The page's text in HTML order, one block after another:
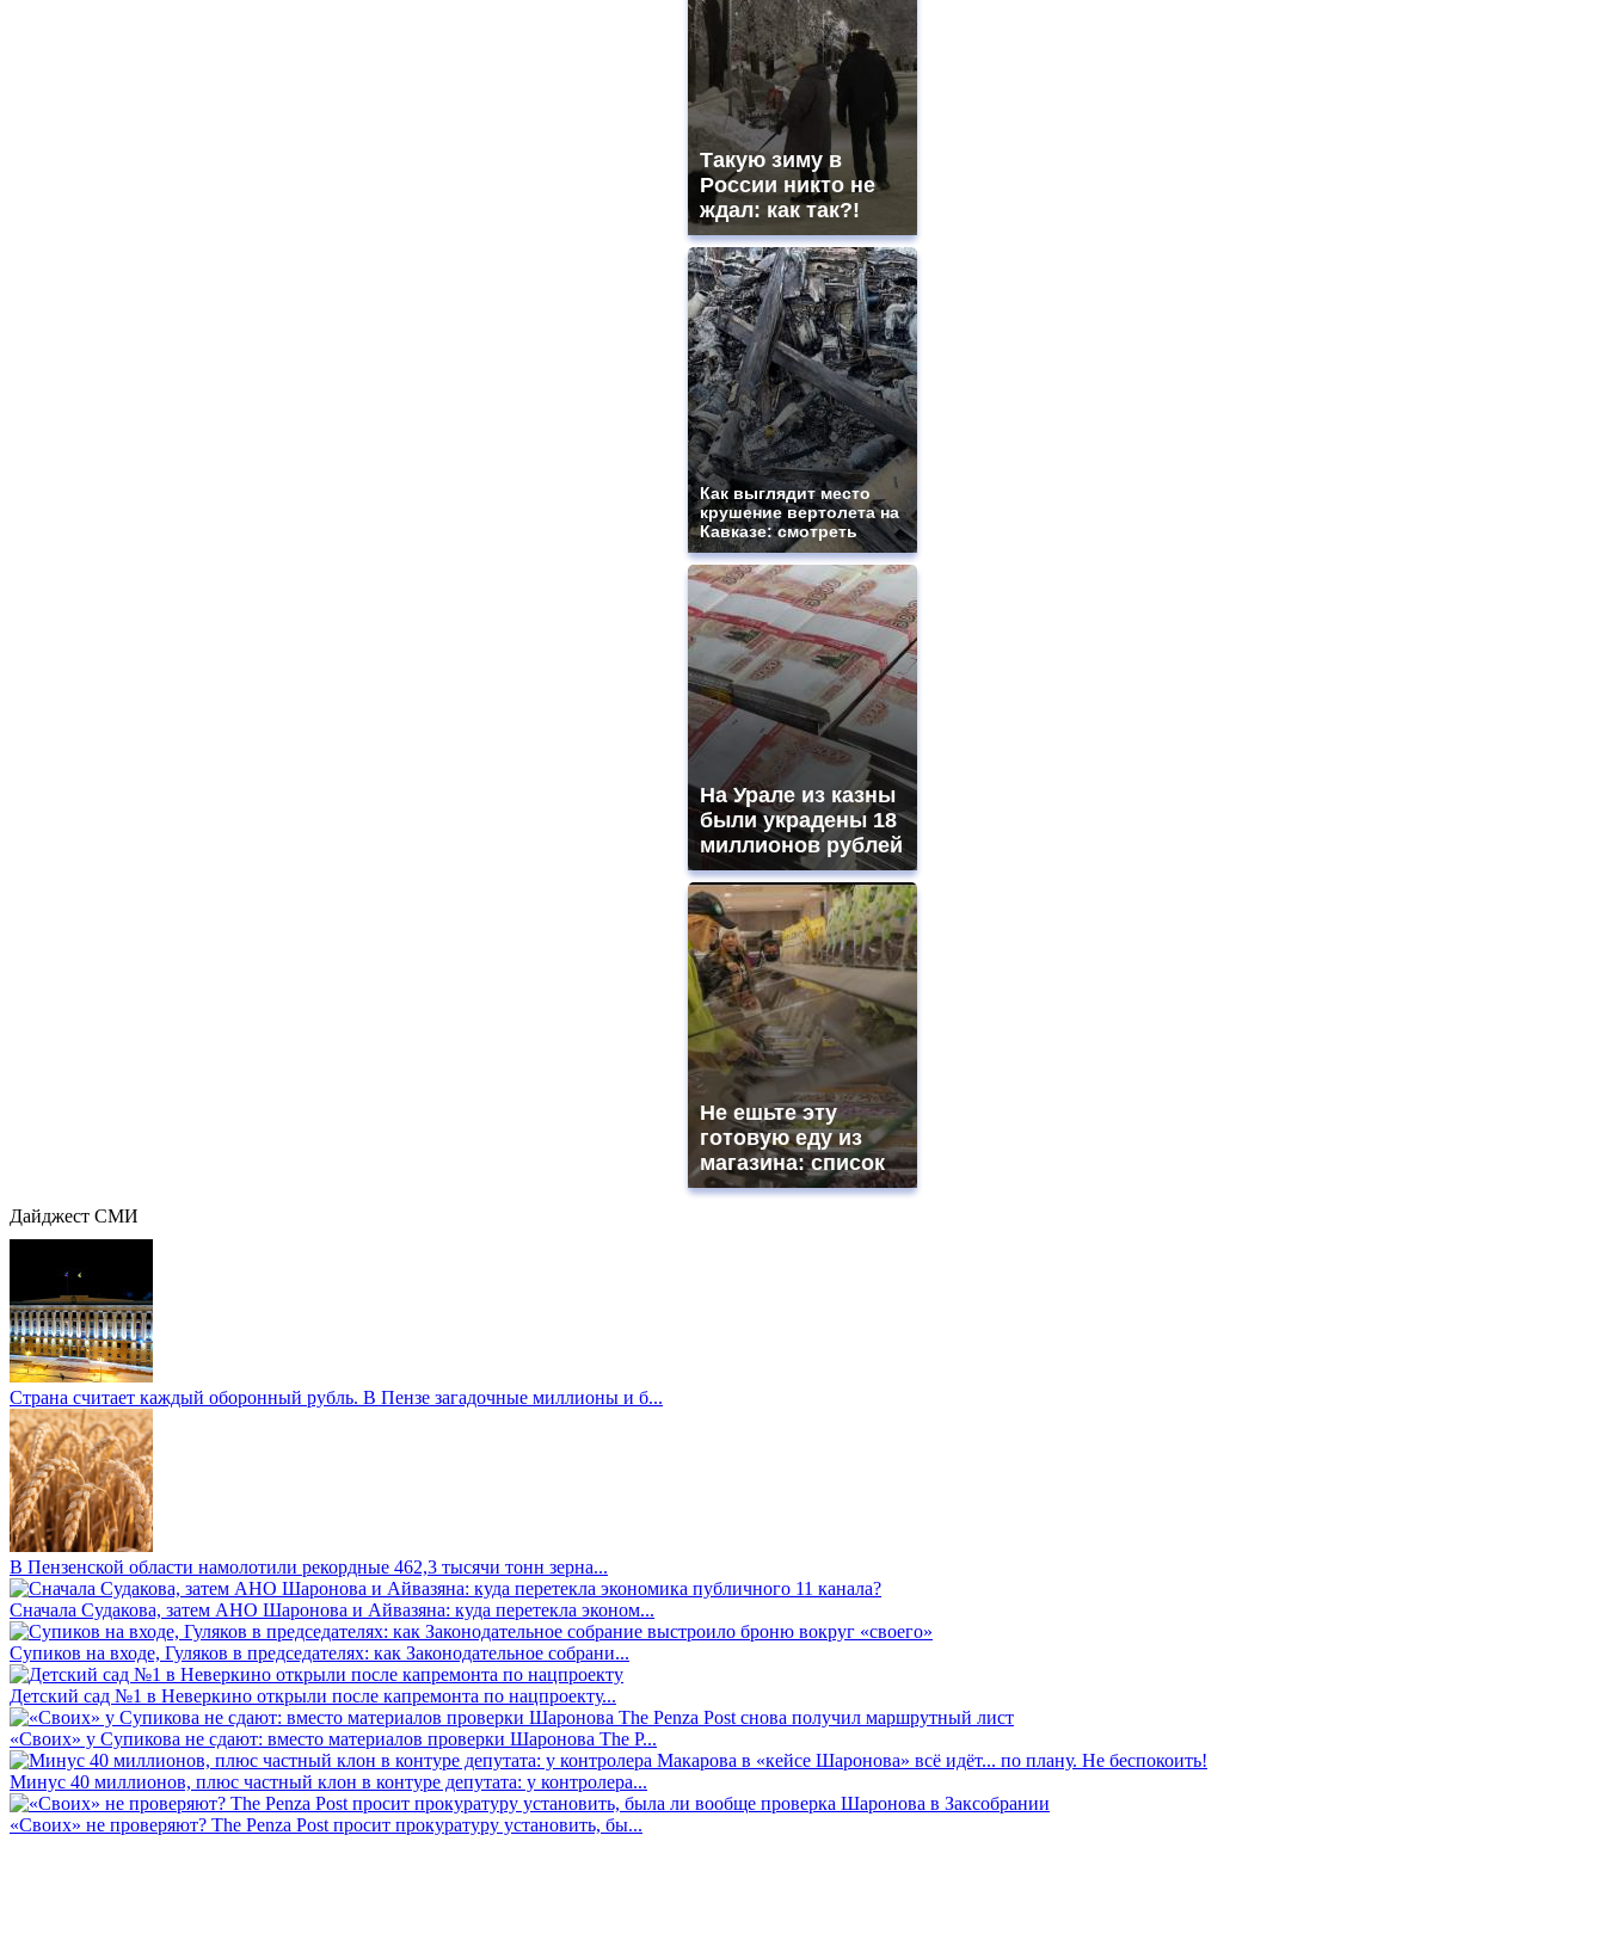
Такую зиму в
России никто не
ждал: как так?!
Как выглядит место
крушение вертолета на
Кавказе: смотреть
На Урале из казны
были украдены 18
миллионов рублей
Не ешьте эту
готовую еду из
магазина: список
Дайджест СМИ
Страна считает каждый оборонный рубль. В Пензе загадочные миллионы и б...
В Пензенской области намолотили рекордные 462,3 тысячи тонн зерна...
Сначала Судакова, затем АНО Шаронова и Айвазяна: куда перетекла эконом...
Супиков на входе, Гуляков в председателях: как Законодательное собрани...
Детский сад №1 в Неверкино открыли после капремонта по нацпроекту...
«Своих» у Супикова не сдают: вместо материалов проверки Шаронова The P...
Минус 40 миллионов, плюс частный клон в контуре депутата: у контролера...
«Своих» не проверяют? The Penza Post просит прокуратуру установить, бы...